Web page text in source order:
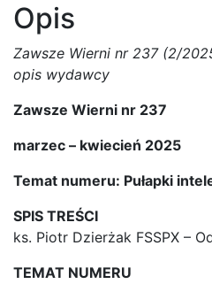
Opis
Zawsze Wierni nr 237 (2/
opis wydawcy
Zawsze Wierni nr 237
marzec – kwiecień 2025
Temat numeru: Pułapki
SPIS TREŚCI
ks. Piotr Dzierżak FSSPX –
TEMAT NUMERU